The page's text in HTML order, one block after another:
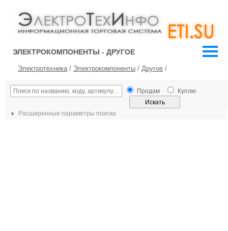
ЭЛЕКТРОКОМПОНЕНТЫ - ДРУГОЕ
Электротехника/ Электрокомпоненты / Другое /
Продам Куплю
Расширенные параметры поиска